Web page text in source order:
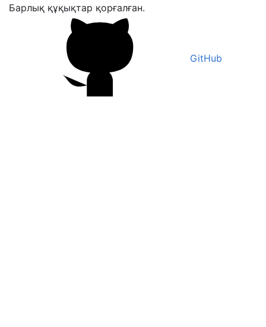
Барлық құқықтар қорғалған.
GitHub